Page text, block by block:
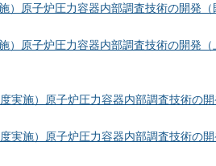
）原子炉圧力容器内部調査技術の開発
施）原子炉圧力容器内部調査技術の開発
度実施）原子炉圧力容器内部調査技術の
度実施）原子炉圧力容器内部調査技術の